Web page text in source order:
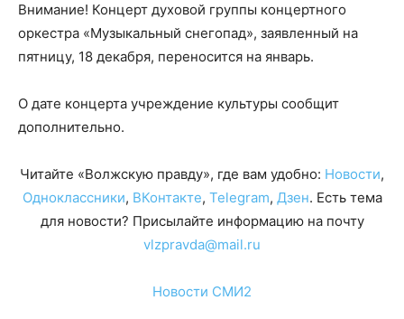
Внимание! Концерт духовой группы концертного
оркестра «Музыкальный снегопад», заявленный на
пятницу, 18 декабря, переносится на январь.
О дате концерта учреждение культуры сообщит
дополнительно.
Читайте «Волжскую правду», где вам удобно: Новости,
Одноклассники, ВКонтакте, Telegram, Дзен. Есть тема
для новости? Присылайте информацию на почту
vlzpravda@mail.ru
Новости СМИ2